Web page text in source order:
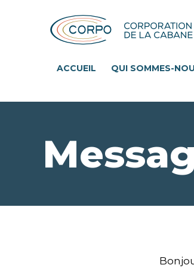
ACCUEIL QUI SOMMES-